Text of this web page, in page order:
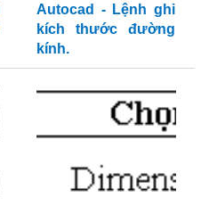
Autocad - Lệnh ghi
kích thước đường
kính.